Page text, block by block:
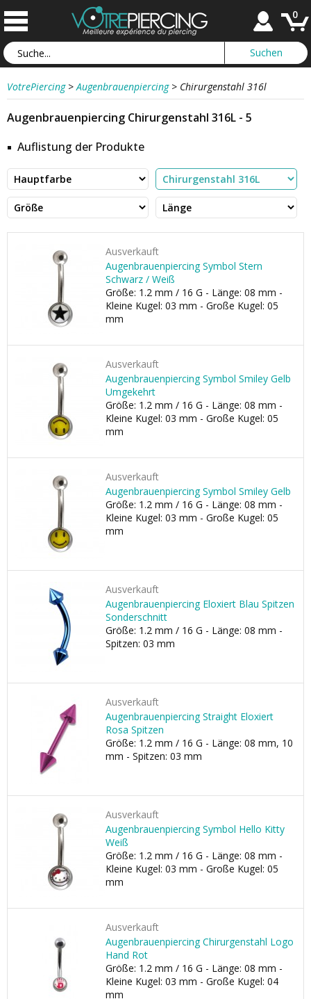
0
VotrePiercing > Augenbrauenpiercing > Chirurgenstahl 316l
Augenbrauenpiercing Chirurgenstahl 316L - 5
Auflistung der Produkte
Ausverkauft
Augenbrauenpiercing Symbol Stern
Schwarz / Weiß
Größe: 1.2 mm / 16 G - Länge: 08 mm -
Kleine Kugel: 03 mm - Große Kugel: 05
mm
Ausverkauft
Augenbrauenpiercing Symbol Smiley Gelb
Umgekehrt
Größe: 1.2 mm / 16 G - Länge: 08 mm -
Kleine Kugel: 03 mm - Große Kugel: 05
mm
Ausverkauft
Augenbrauenpiercing Symbol Smiley Gelb
Größe: 1.2 mm / 16 G - Länge: 08 mm -
Kleine Kugel: 03 mm - Große Kugel: 05
mm
Ausverkauft
Augenbrauenpiercing Eloxiert Blau Spitzen
Sonderschnitt
Größe: 1.2 mm / 16 G - Länge: 08 mm -
Spitzen: 03 mm
Ausverkauft
Augenbrauenpiercing Straight Eloxiert
Rosa Spitzen
Größe: 1.2 mm / 16 G - Länge: 08 mm, 10
mm - Spitzen: 03 mm
Ausverkauft
Augenbrauenpiercing Symbol Hello Kitty
Weiß
Größe: 1.2 mm / 16 G - Länge: 08 mm -
Kleine Kugel: 03 mm - Große Kugel: 05
mm
Ausverkauft
Augenbrauenpiercing Chirurgenstahl Logo
Hand Rot
Größe: 1.2 mm / 16 G - Länge: 08 mm -
Kleine Kugel: 03 mm - Große Kugel: 04
mm